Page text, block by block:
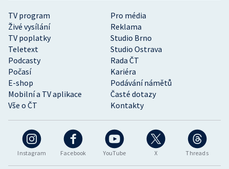
Instagram Facebook YouTube X Threads
TV program
Pro média
Živé vysílání
Reklama
TV poplatky
Studio Brno
Teletext
Studio Ostrava
Podcasty
Rada ČT
Počasí
Kariéra
E-shop
Podávání námětů
Mobilní a TV aplikace
Časté dotazy
Vše o ČT
Kontakty